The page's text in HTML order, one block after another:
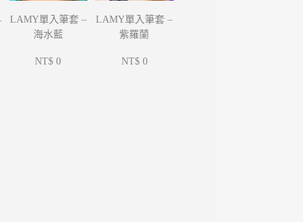
LAMY單入筆套 –
海水藍
NT$ 0
LAMY單入筆套 –
紫羅蘭
NT$ 0